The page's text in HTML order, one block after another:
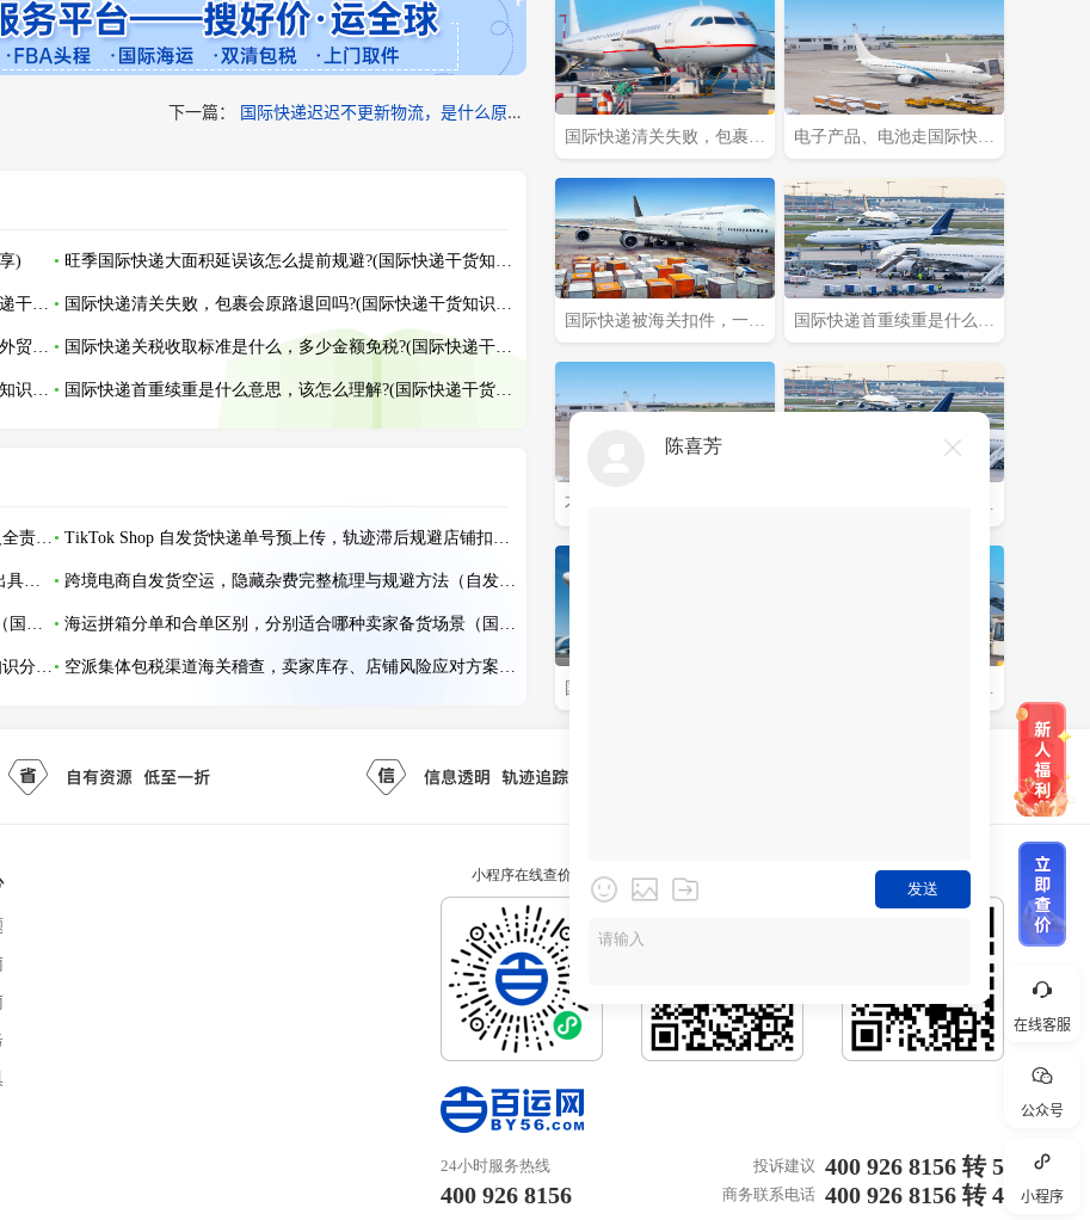
下一篇： 国际快递迟迟不更新物流，是什么原因造成的?(国际快递干货知识分享)
) 旺季国际快递大面积延误该怎么提前规避?(国际快递干货知识分享)
国际快递迟迟不更新物流，是什么原因造成的?(国际快递干货知识分享) 国际快递清关失败，包裹会原路退回吗?(国际快递干货知识分享)
电子产品、电池走国际快递有什么特殊要求?(不清楚的外贸人看过来) 国际快递关税收取标准是什么，多少金额免税?(国际快递干货知识分享)
国际快递被海关扣件，一般该如何处理?(国际快递干货知识分享) 国际快递首重续重是什么意思，该怎么理解?(国际快递干货知识分享)
国际快递交寄时已验视，到港被扣货为何还要求寄件人全责（寄件人如何避免被动全责） TikTok Shop 自发货快递单号预上传，轨迹滞后规避店铺扣分实操（跨境电商卖家请注意）
国际空运到欧盟被要求补充CE符合性声明，临时加急出具是否有效（国际空运干货知识分享） 跨境电商自发货空运，隐藏杂费完整梳理与规避方法（自发货空运隐性杂费不是 “不可避免”）
空运 “异地提柜” 风险：跨城提货额外费用与时效损耗（国际空运干货知识分享） 海运拼箱分单和合单区别，分别适合哪种卖家备货场景（国际海运干货知识分享）
海运集装箱装箱有哪些安全操作规范（国际海运干货知识分享） 空派集体包税渠道海关稽查，卖家库存、店铺风险应对方案(跨境电商卖家必看篇)
货知识分享)
国际快递清关失败，包裹会
知识分享)
电子产品、电池走国际快递
外贸人看过来)
国际快递被海关扣件，一般
国际快递首重续重是什么意
干货知识分享)
不同国家国际快递报价差距
国际快递可以寄哪些国家，
什么是国际快递，和国际物
在线客服
公众号
小程序
小程序在线查价 关注微信公众号 下载百运网APP
24小时服务热线
400 926 8156
投诉建议 400 926 8156 转 5
商务联系电话 400 926 8156 转 4